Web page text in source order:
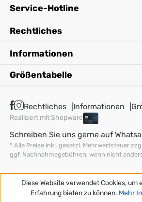
Service-Hotline
Rechtliches
Informationen
Größentabelle
Rechtliches Informationen
Realisiert mit Shopware
Schreiben Sie uns gerne auf
* Alle Preise inkl. gesetzl. Mehrwertsteuer
ggf. Nachnahmegebühren, wenn nicht
Diese Website verwendet Cookies, um
Erfahrung bieten zu können. Mehr